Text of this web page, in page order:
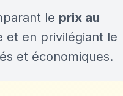
le prix au
et en privilégiant le
et économiques.